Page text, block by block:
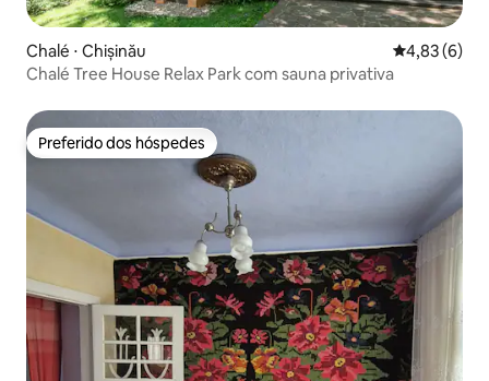
Chalé ⋅ Chișinău 4,83 de uma
4,83 (6)
Chalé Tree House Relax Park com sauna privativa
Preferido dos hóspedes
Preferido dos hóspedes